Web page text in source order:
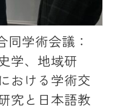
同学術会議：
学、地域研
おける学術交
究と日本語教